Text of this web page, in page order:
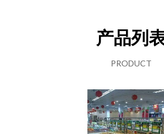
产品列
PRODUCT